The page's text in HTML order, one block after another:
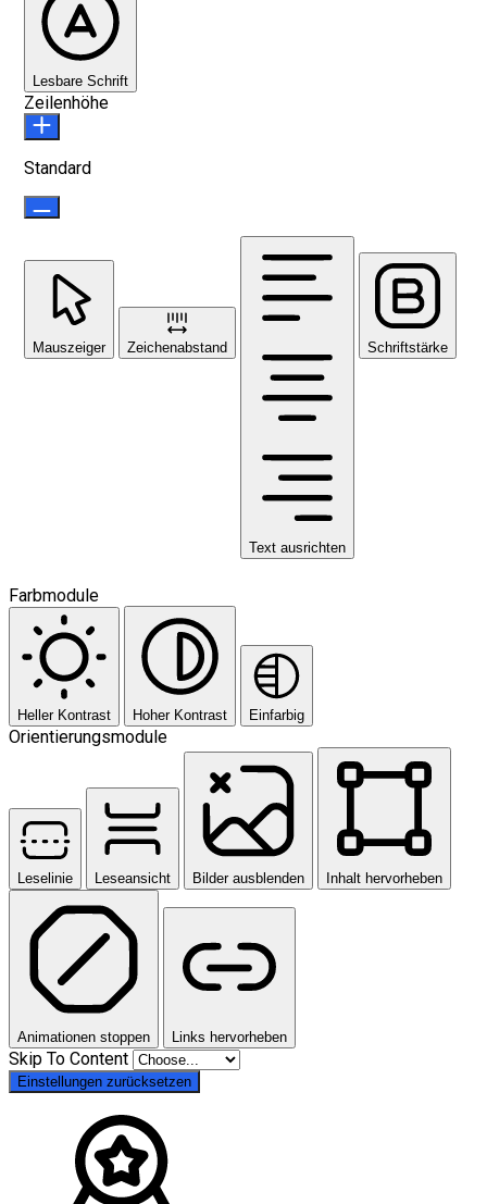
Lesbare Schrift
Zeilenhöhe
Standard
Mauszeiger Zeichenabstand
Text ausrichten
Schriftstärke
Farbmodule
Heller Kontrast Hoher Kontrast Einfarbig
Orientierungsmodule
Leselinie Leseansicht Bilder ausblenden Inhalt hervorheben
Animationen stoppen Links hervorheben
Skip To Content
Einstellungen zurücksetzen